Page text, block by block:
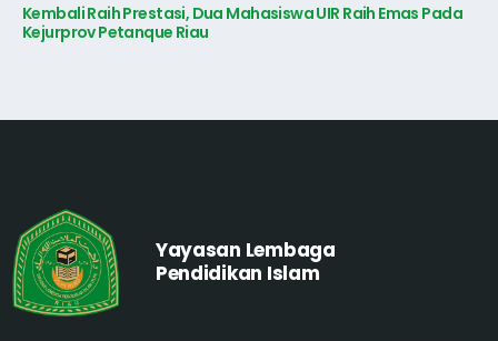
Kembali Raih Prestasi, Dua Mahasiswa UIR Raih Emas Pada
Kejurprov Petanque Riau
Yayasan Lembaga
Pendidikan Islam